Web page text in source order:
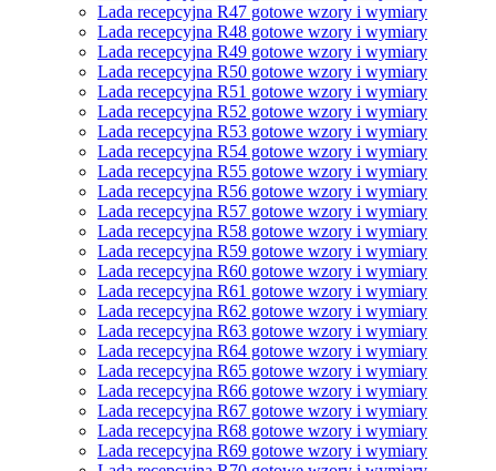
Lada recepcyjna R47 gotowe wzory i wymiary
Lada recepcyjna R48 gotowe wzory i wymiary
Lada recepcyjna R49 gotowe wzory i wymiary
Lada recepcyjna R50 gotowe wzory i wymiary
Lada recepcyjna R51 gotowe wzory i wymiary
Lada recepcyjna R52 gotowe wzory i wymiary
Lada recepcyjna R53 gotowe wzory i wymiary
Lada recepcyjna R54 gotowe wzory i wymiary
Lada recepcyjna R55 gotowe wzory i wymiary
Lada recepcyjna R56 gotowe wzory i wymiary
Lada recepcyjna R57 gotowe wzory i wymiary
Lada recepcyjna R58 gotowe wzory i wymiary
Lada recepcyjna R59 gotowe wzory i wymiary
Lada recepcyjna R60 gotowe wzory i wymiary
Lada recepcyjna R61 gotowe wzory i wymiary
Lada recepcyjna R62 gotowe wzory i wymiary
Lada recepcyjna R63 gotowe wzory i wymiary
Lada recepcyjna R64 gotowe wzory i wymiary
Lada recepcyjna R65 gotowe wzory i wymiary
Lada recepcyjna R66 gotowe wzory i wymiary
Lada recepcyjna R67 gotowe wzory i wymiary
Lada recepcyjna R68 gotowe wzory i wymiary
Lada recepcyjna R69 gotowe wzory i wymiary